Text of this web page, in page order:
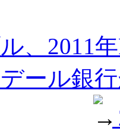
、2011
ール銀